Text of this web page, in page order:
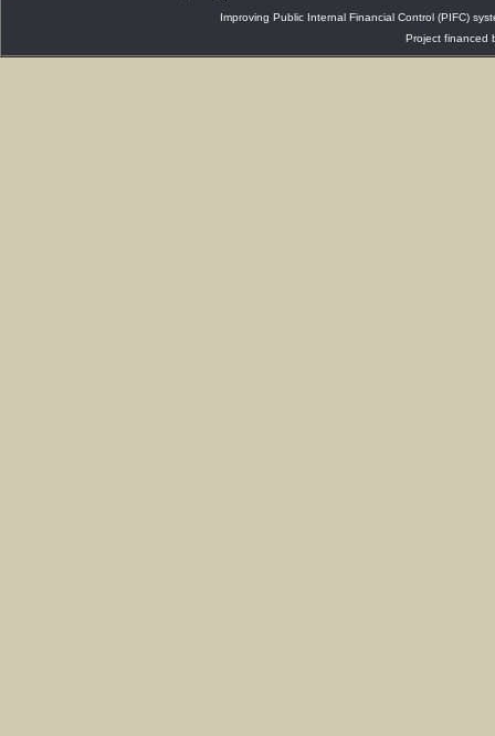
Improving Public Internal Financial Control (PIFC)
Project financed